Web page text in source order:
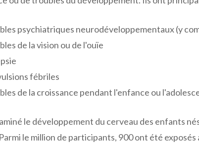
psychiatriques neurodéveloppementaux (y
de la vision ou de l'ouïe
fébriles
de la croissance pendant l'enfance ou
le développement du cerveau des enfants
le million de participants, 900 ont été